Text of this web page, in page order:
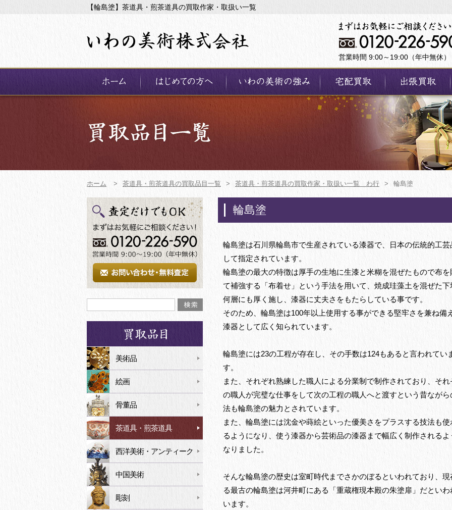
【輪島塗】茶道具・煎茶道具の買取作家・取扱い一覧
営業時間 9:00～19:00（年中無休）
ホーム > 茶道具・煎茶道具の買取品目一覧 > 茶道具・煎茶道具の買取作家・取扱い一覧 わ行 > 輪島塗
輪島塗
輪島塗は石川県輪島市で生産されている漆器で、日本の伝統的工芸
して指定されています。
輪島塗の最大の特徴は厚手の生地に生漆と米糊を混ぜたもので布を
て補強する「布着せ」という手法を用いて、焼成珪藻土を混ぜた下
何層にも厚く施し、漆器に丈夫さをもたらしている事です。
そのため、輪島塗は100年以上使用する事ができる堅牢さを兼ね備
漆器として広く知られています。
輪島塗には23の工程が存在し、その手数は124もあると言われてい
す。
また、それぞれ熟練した職人による分業制で制作されており、それ
の職人が完璧な仕事をして次の工程の職人へと渡すという昔ながら
法も輪島塗の魅力とされています。
また、輪島塗には沈金や蒔絵といった優美さをプラスする技法も使
るようになり、使う漆器から芸術品の漆器まで幅広く制作されるよ
なりました。
そんな輪島塗の歴史は室町時代までさかのぼるといわれており、現
る最古の輪島塗は河井町にある「重蔵権現本殿の朱塗扉」だといわ
います。
美術品
絵画
骨董品
茶道具・煎茶道具
西洋美術・アンティーク
中国美術
彫刻